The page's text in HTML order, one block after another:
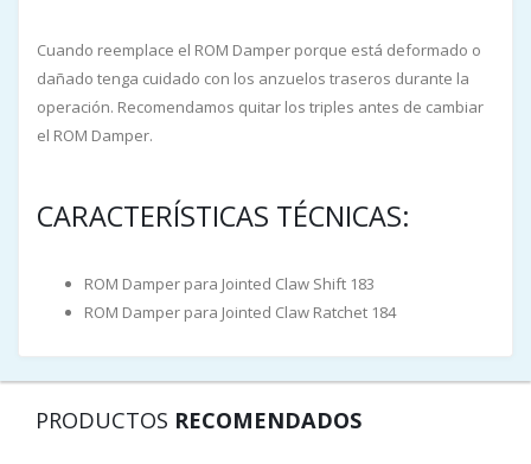
Cuando reemplace el ROM Damper porque está deformado o
dañado tenga cuidado con los anzuelos traseros durante la
operación. Recomendamos quitar los triples antes de cambiar
el ROM Damper.
CARACTERÍSTICAS TÉCNICAS:
ROM Damper para Jointed Claw Shift 183
ROM Damper para Jointed Claw Ratchet 184
PRODUCTOS RECOMENDADOS